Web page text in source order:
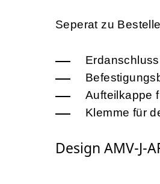
Seperat zu
Aufteilkappe
Klemme für
Design AMV-J-